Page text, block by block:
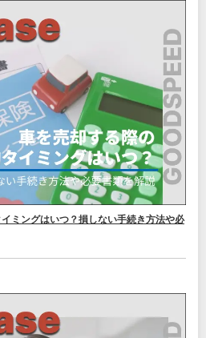
ミングはいつ？損しない手続き方法や必